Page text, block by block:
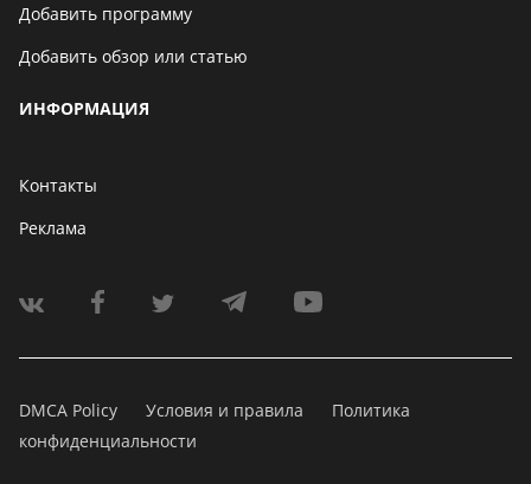
Добавить программу
Добавить обзор или статью
ИНФОРМАЦИЯ
Контакты
Реклама
DMCA Policy Условия и правила
Политика
конфиденциальности